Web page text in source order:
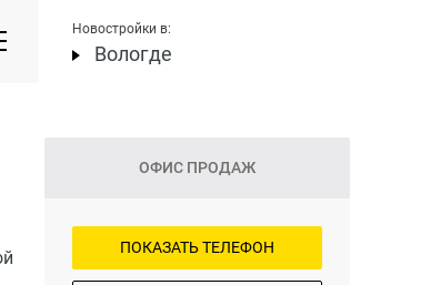
Новостройки в:
Вологде
ОФИС ПРОДАЖ
ПОКАЗАТЬ ТЕЛЕФОН